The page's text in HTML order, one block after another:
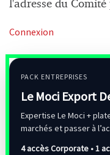
l'adresse du
Connexion
PACK ENTREPRISES
Le Moci Export
Expertise Le Moci +
marchés et passer à
4 accès Corporate • 1